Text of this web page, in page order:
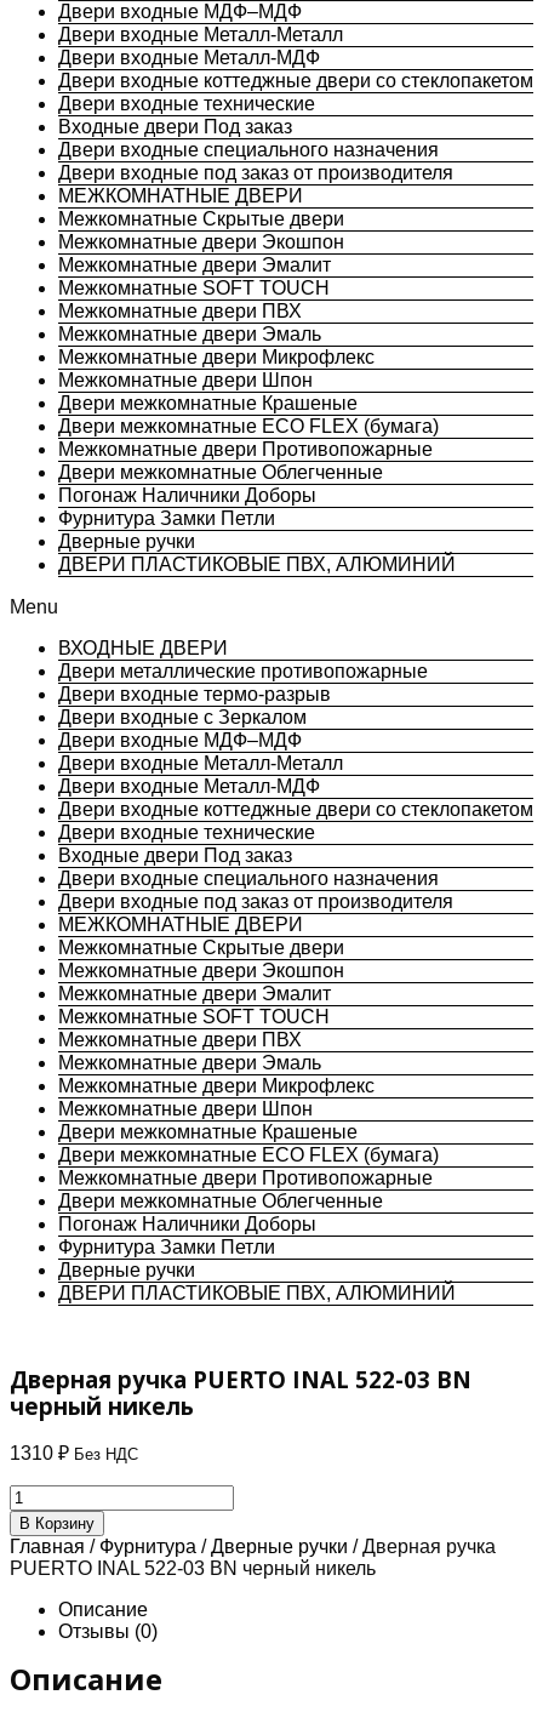
Двери входные МДФ–МДФ
Двери входные Металл-Металл
Двери входные Металл-МДФ
Двери входные коттеджные двери со стеклопакетом
Двери входные технические
Входные двери Под заказ
Двери входные специального назначения
Двери входные под заказ от производителя
МЕЖКОМНАТНЫЕ ДВЕРИ
Межкомнатные Скрытые двери
Межкомнатные двери Экошпон
Межкомнатные двери Эмалит
Межкомнатные SOFT TOUCH
Межкомнатные двери ПВХ
Межкомнатные двери Эмаль
Межкомнатные двери Микрофлекс
Межкомнатные двери Шпон
Двери межкомнатные Крашеные
Двери межкомнатные ECO FLEX (бумага)
Межкомнатные двери Противопожарные
Двери межкомнатные Облегченные
Погонаж Наличники Доборы
Фурнитура Замки Петли
Дверные ручки
ДВЕРИ ПЛАСТИКОВЫЕ ПВХ, АЛЮМИНИЙ
Menu
ВХОДНЫЕ ДВЕРИ
Двери металлические противопожарные
Двери входные термо-разрыв
Двери входные с Зеркалом
Двери входные МДФ–МДФ
Двери входные Металл-Металл
Двери входные Металл-МДФ
Двери входные коттеджные двери со стеклопакетом
Двери входные технические
Входные двери Под заказ
Двери входные специального назначения
Двери входные под заказ от производителя
МЕЖКОМНАТНЫЕ ДВЕРИ
Межкомнатные Скрытые двери
Межкомнатные двери Экошпон
Межкомнатные двери Эмалит
Межкомнатные SOFT TOUCH
Межкомнатные двери ПВХ
Межкомнатные двери Эмаль
Межкомнатные двери Микрофлекс
Межкомнатные двери Шпон
Двери межкомнатные Крашеные
Двери межкомнатные ECO FLEX (бумага)
Межкомнатные двери Противопожарные
Двери межкомнатные Облегченные
Погонаж Наличники Доборы
Фурнитура Замки Петли
Дверные ручки
ДВЕРИ ПЛАСТИКОВЫЕ ПВХ, АЛЮМИНИЙ
Дверная ручка PUERTO INAL 522-03 BN
черный никель
1310 ₽ Без НДС
Количество
товара
Дверная
ручка
PUERTO
INAL
522-
BN
черный
В Корзину
Главная / Фурнитура /Дверные ручки / Дверная ручка
PUERTO INAL 522-03 BN черный никель
Описание
Отзывы (0)
Описание